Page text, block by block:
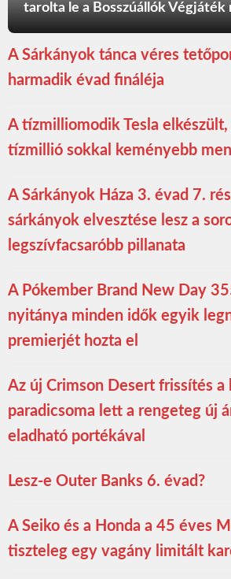
tarolta le a Bosszúállók
A Sárkányok tánca véres
harmadik évad fináléja
A tízmilliomodik Tesla
tízmillió sokkal keményebb
A Sárkányok Háza 3. évad 7.
sárkányok elvesztése lesz a
legszívfacsaróbb pillanata
A Pókember Brand New Day
nyitánya minden idők egyik
premierjét hozta el
Az új Crimson Desert frissítés a
paradicsoma lett a rengeteg új
eladható portékával
Lesz-e Outer Banks 6. évad?
A Seiko és a Honda a 45 éves
tiszteleg egy vagány limitált